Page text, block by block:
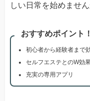
しい日常を始めません
おすすめポイント！
初心者から経験者まで
セルフエステとのW効
充実の専用アプリ